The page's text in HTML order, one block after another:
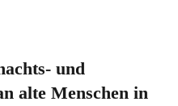
und
alte Menschen in